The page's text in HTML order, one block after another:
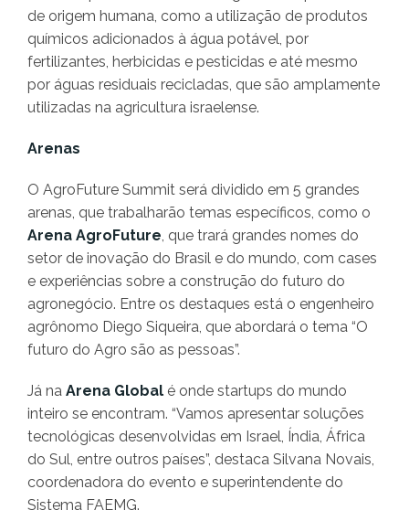
de origem humana, como a utilização de produtos
químicos adicionados à água potável, por
fertilizantes, herbicidas e pesticidas e até mesmo
por águas residuais recicladas, que são amplamente
utilizadas na agricultura israelense.
Arenas
O AgroFuture Summit será dividido em 5 grandes
arenas, que trabalharão temas específicos, como o
Arena AgroFuture , que trará grandes nomes do
setor de inovação do Brasil e do mundo, com cases
e experiências sobre a construção do futuro do
agronegócio. Entre os destaques está o engenheiro
agrônomo Diego Siqueira, que abordará o tema “O
futuro do Agro são as pessoas”.
Já na Arena Global é onde startups do mundo
inteiro se encontram. “Vamos apresentar soluções
tecnológicas desenvolvidas em Israel, Índia, África
do Sul, entre outros países”, destaca Silvana Novais,
coordenadora do evento e superintendente do
Sistema FAEMG.